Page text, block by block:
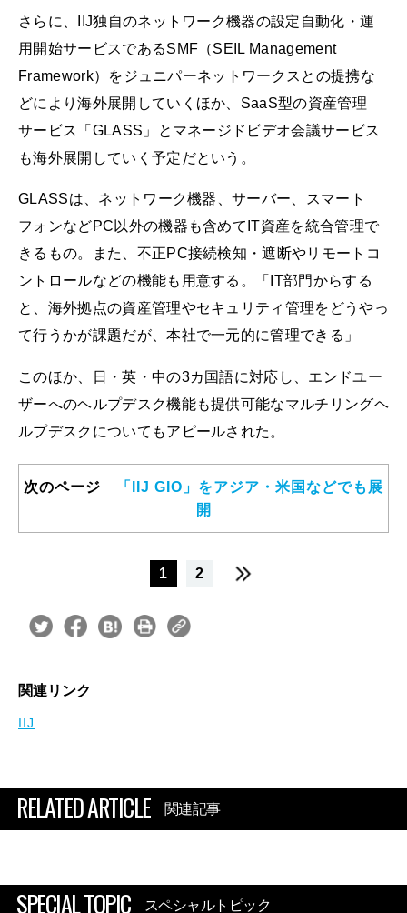
さらに、IIJ独自のネットワーク機器の設定自動化・運
用開始サービスであるSMF（SEIL Management
Framework）をジュニパーネットワークスとの提携な
どにより海外展開していくほか、SaaS型の資産管理
サービス「GLASS」とマネージドビデオ会議サービス
も海外展開していく予定だという。
GLASSは、ネットワーク機器、サーバー、スマート
フォンなどPC以外の機器も含めてIT資産を統合管理で
きるもの。また、不正PC接続検知・遮断やリモートコ
ントロールなどの機能も用意する。「IT部門からする
と、海外拠点の資産管理やセキュリティ管理をどうやっ
て行うかが課題だが、本社で一元的に管理できる」
このほか、日・英・中の3カ国語に対応し、エンドユー
ザーへのヘルプデスク機能も提供可能なマルチリングヘ
ルプデスクについてもアピールされた。
次のページ
「IIJ GIO」をアジア・米国などでも展
開
1 2
関連リンク
IIJ
RELATED ARTICLE 関連記事
SPECIAL TOPIC スペシャルトピック